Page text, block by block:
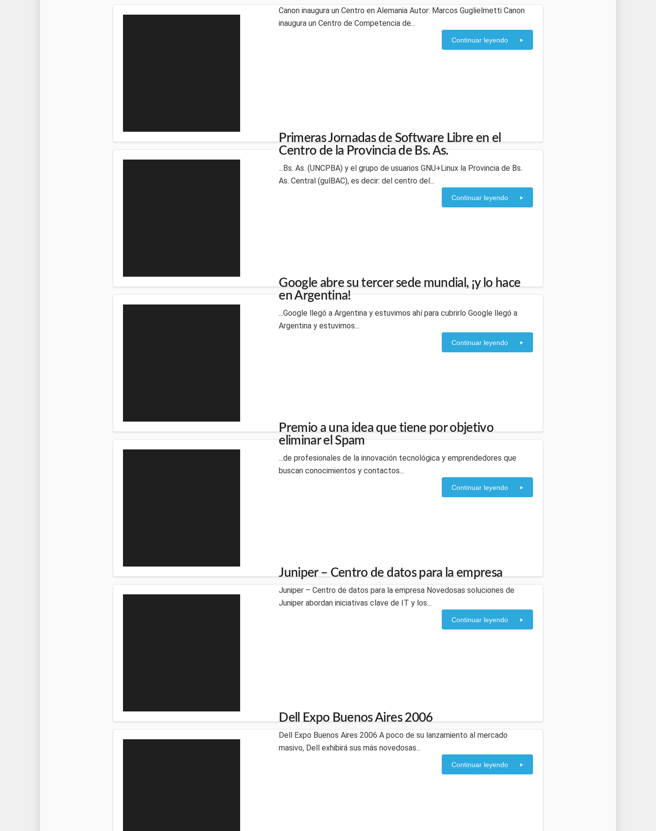
Canon inaugura un Centro en Alemania Autor: Marcos Guglielmetti Canon
inaugura un Centro de Competencia de...
Continuar leyendo
Primeras Jornadas de Software Libre en el
Centro de la Provincia de Bs. As.
...Bs. As. (UNCPBA) y el grupo de usuarios GNU+Linux la Provincia de Bs.
As. Central (gulBAC), es decir: del centro del...
Continuar leyendo
Google abre su tercer sede mundial, ¡y lo hace
en Argentina!
...Google llegó a Argentina y estuvimos ahí para cubrirlo Google llegó a
Argentina y estuvimos...
Continuar leyendo
Premio a una idea que tiene por objetivo
eliminar el Spam
...de profesionales de la innovación tecnológica y emprendedores que
buscan conocimientos y contactos...
Continuar leyendo
Juniper – Centro de datos para la empresa
Juniper – Centro de datos para la empresa Novedosas soluciones de
Juniper abordan iniciativas clave de IT y los...
Continuar leyendo
Dell Expo Buenos Aires 2006
Dell Expo Buenos Aires 2006 A poco de su lanzamiento al mercado
masivo, Dell exhibirá sus más novedosas...
Continuar leyendo